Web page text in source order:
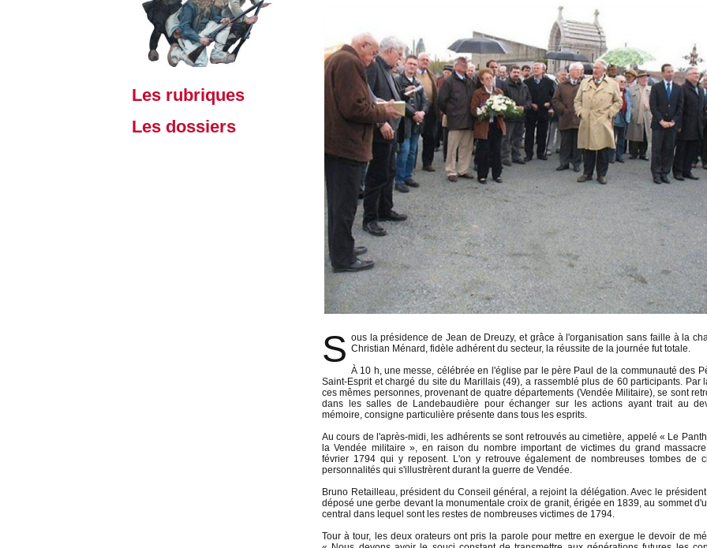
Les rubriques
Les dossiers
S ous la présidence de Jean de Dreuzy, et grâce à l'organisation sans faille à la
Christian Ménard, fidèle adhérent du secteur, la réussite de la journée fut totale.
À 10 h, une messe, célébrée en l'église par le père Paul de la communauté des
Saint-Esprit et chargé du site du Marillais (49), a rassemblé plus de 60 participants. Par
ces mêmes personnes, provenant de quatre départements (Vendée Militaire), se sont
dans les salles de Landebaudière pour échanger sur les actions ayant trait au
mémoire, consigne particulière présente dans tous les esprits.
Au cours de l'après-midi, les adhérents se sont retrouvés au cimetière, appelé « Le
la Vendée militaire», en raison du nombre important de victimes du grand
février 1794 qui y reposent. L'on y retrouve également de nombreuses tombes de
personnalités qui s'illustrèrent durant la guerre de Vendée.
Bruno Retailleau, président du Conseil général, a rejoint la délégation. Avec le
déposé une gerbe devant la monumentale croix de granit, érigée en 1839, au sommet
central dans lequel sont les restes de nombreuses victimes de 1794.
Tour à tour, les deux orateurs ont pris la parole pour mettre en exergue le devoir de